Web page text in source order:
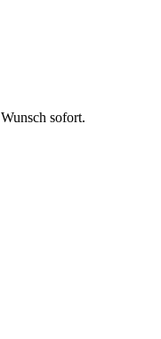
sofort.